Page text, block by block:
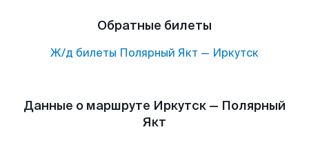
Обратные билеты
Ж/д билеты Полярный Якт — Иркутск
Данные о маршруте Иркутск — Полярный
Якт